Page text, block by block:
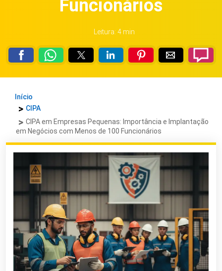
Funcionários
Leitura: 4 min
Início
CIPA
CIPA em Empresas Pequenas: Importância e Implantação
em Negócios com Menos de 100 Funcionários